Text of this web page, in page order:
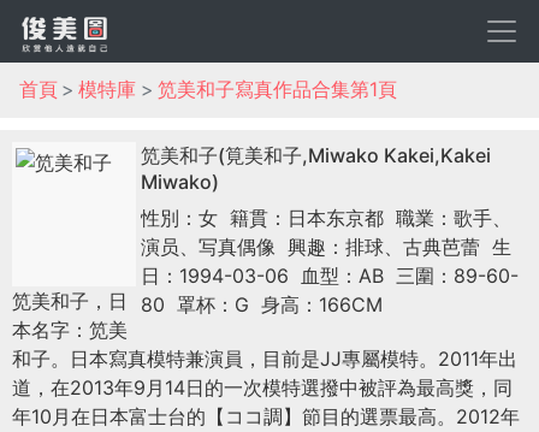
首頁 模特庫 笕美和子寫真作品合集第1頁
笕美和子(筧美和子,Miwako Kakei,Kakei
Miwako)
性別：女 籍貫：日本东京都 職業：歌手、
演员、写真偶像 興趣：排球、古典芭蕾 生
日：1994-03-06
血型：AB 三圍：89-60-
80 罩杯：G 身高：166CM
笕美和子，日
本名字：笕美
和子。日本寫真模特兼演員，目前是JJ專屬模特。2011年出
道，在2013年9月14日的一次模特選撥中被評為最高獎，同
年10月在日本富士台的【ココ調】節目的選票最高。2012年